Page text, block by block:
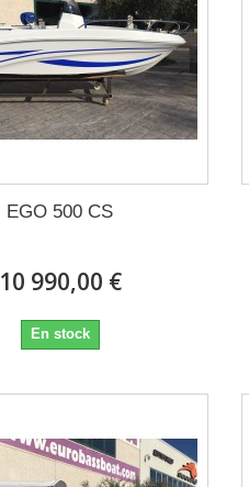
EGO 500 CS
10 990,00 €
En stock